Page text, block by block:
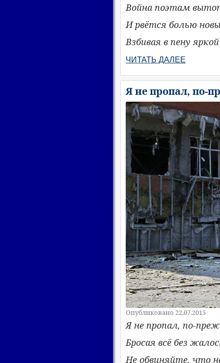
Война поэтам
И рвётся болью
Взбивая в пену
ЧИТАТЬ ДАЛЕЕ
Я не пропал, по-
Опубликовано 22.07.2015
Я не пропал, по-
Бросая всё без
Не обвиняйте, что